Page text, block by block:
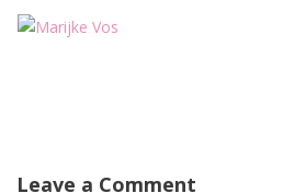
Skip
Leave a Comment